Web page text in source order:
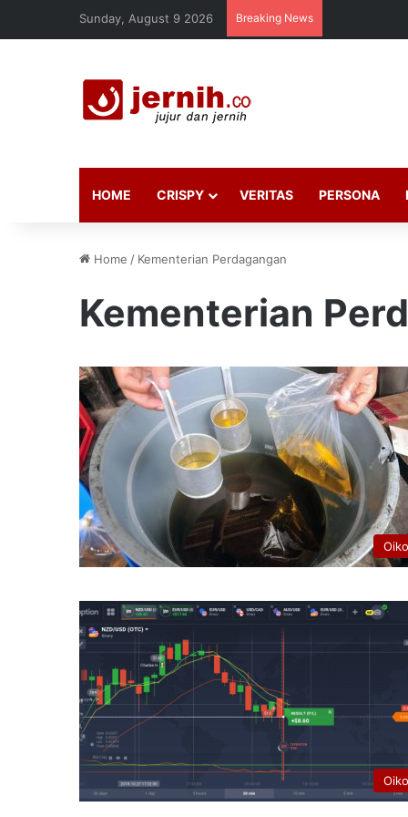
Sunday, August 9 2026 Breaking News
HOME CRISPY VERITAS PERSONA
Home / Kementerian Perdagangan
Kementerian